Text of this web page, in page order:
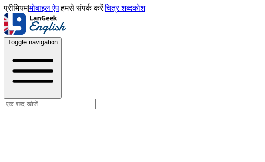
प्रीमियम|मोबाइल ऐप|हमसे संपर्क करें|चित्र शब्दकोश
Toggle navigation